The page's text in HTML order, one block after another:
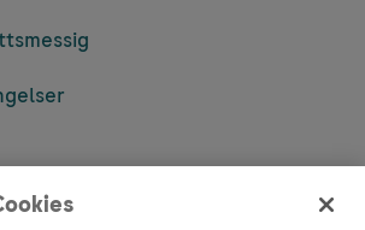
informasjon som er målsatt til en stor